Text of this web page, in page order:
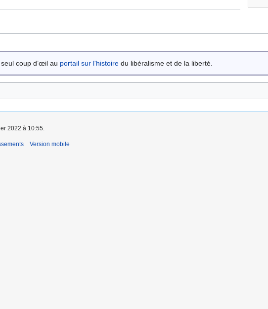
coup d’œil au portail sur l'histoire du libéralisme et de la liberté.
2022 à 10:55.
Version mobile